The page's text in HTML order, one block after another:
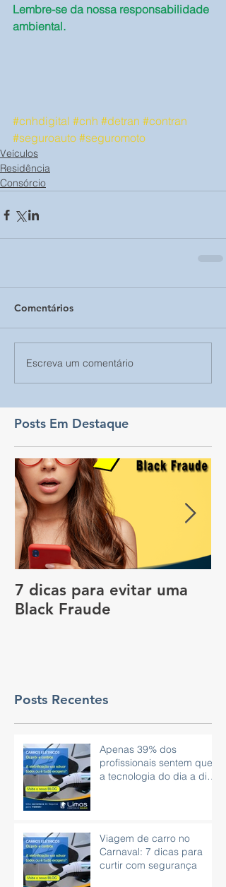
Lembre-se da nossa responsabilidade
ambiental.
#cnhdigital #cnh #detran #contran
#seguroauto #seguromoto
Veículos
Residência
Consórcio
Comentários
Escreva um comentário
Posts Em Destaque
7 dicas para evitar uma
Black Fraude
Posts Recentes
Apenas 39% dos
profissionais sentem que
a tecnologia do dia a dia
Viagem de carro no
Carnaval: 7 dicas para
curtir com segurança